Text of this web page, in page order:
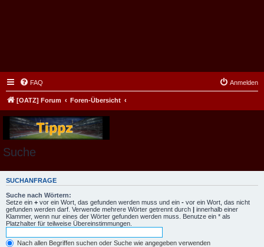
FAQ Anmelden
[OATZ] Forum Foren-Übersicht
Suche
SUCHANFRAGE
Suche nach Wörtern:
Setze ein + vor ein Wort, das gefunden werden muss und ein - vor ein Wort, das nicht
gefunden werden darf. Verwende mehrere Wörter getrennt durch | innerhalb einer
Klammer, wenn nur eines der Wörter gefunden werden muss. Benutze ein * als
Platzhalter für teilweise Übereinstimmungen.
Nach allen Begriffen suchen oder Suche wie angegeben verwenden